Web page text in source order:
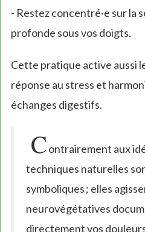
- Restez concentré·e sur la
profonde sous vos doigts.
Cette pratique active aussi
réponse au stress et
échanges digestifs.
C ontrairement aux
techniques naturelles
symboliques ; elles
neurovégétatives
directement vos